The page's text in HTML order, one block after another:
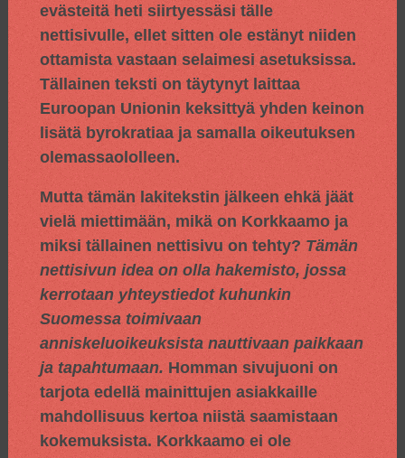
evästeitä heti siirtyessäsi tälle
nettisivulle, ellet sitten ole estänyt niiden
ottamista vastaan selaimesi asetuksissa.
Tällainen teksti on täytynyt laittaa
Euroopan Unionin keksittyä yhden keinon
lisätä byrokratiaa ja samalla oikeutuksen
olemassaololleen.
Mutta tämän lakitekstin jälkeen ehkä jäät
vielä miettimään, mikä on Korkkaamo ja
miksi tällainen nettisivu on tehty? Tämän
nettisivun idea on olla hakemisto, jossa
kerrotaan yhteystiedot kuhunkin
Suomessa toimivaan
anniskeluoikeuksista nauttivaan paikkaan
ja tapahtumaan. Homman sivujuoni on
tarjota edellä mainittujen asiakkaille
mahdollisuus kertoa niistä saamistaan
kokemuksista. Korkkaamo ei ole